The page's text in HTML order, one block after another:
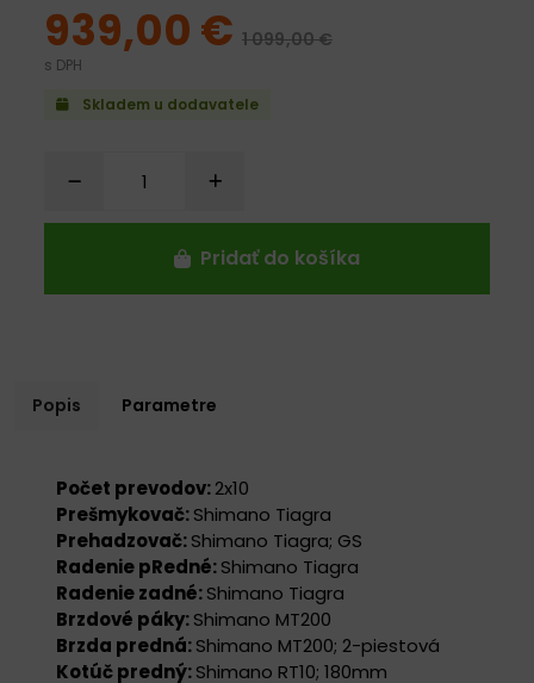
Skladem u dodavatele
939,00 € 1 099,00 €
s DPH
Pridať do košíka
Popis Parametre
Počet prevodov:2x10
Prešmykovač:Shimano Tiagra
Prehadzovač:Shimano Tiagra; GS
Radenie pRedné:Shimano Tiagra
Radenie zadné:Shimano Tiagra
Brzdové páky:Shimano MT200
Brzda predná:Shimano MT200; 2-piestová
Kotúč predný:Shimano RT10; 180mm